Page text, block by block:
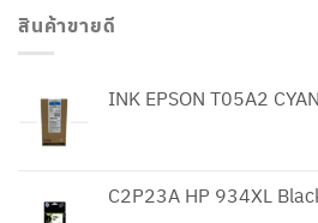
สินค้าขายดี
INK EPSON T05A2 CYAN
C2P23A HP 934XL